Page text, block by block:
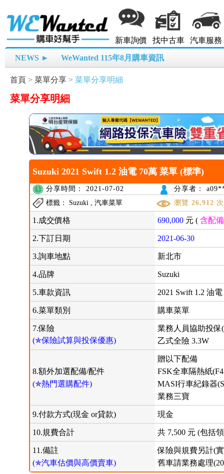
新車詢價 找中古車 汽車服務
NEWS ► WeWanted 115年8月購車資訊
首頁 > 菜單分享 > 菜單分享明細
菜單分享明細
Suzuki 2021 Swift 1.2 油電 70萬 菜單 (標準)
分享時間： 2021-07-02
分享者：
標籤： Suzuki , 汽車菜單
瀏覽 26,912 次
1.成交價格 690,000 元 (含配備
2.下訂日期 2021-06-30
3.詢車地點 新北市
4.品牌 Suzuki
5.車款資訊 2021 Swift 1.2 油
6.菜單類別 購車菜單
7.保險
(✯保險試算與投保優惠)
業務人員協助投保
乙式全險 3.3W
8.額外加選配備/配件
(✯熱門選購配件)
贈以下配備
FSK全車隔熱紙
MASI行車紀錄器
業務三寶
9.付款方式(現金 or貸款) 現金
10.規費合計 共 7,500 元 (包括
11.備註
(✯汽車估價與高價賣車)
保險與規費另計(
舊車請業務處理